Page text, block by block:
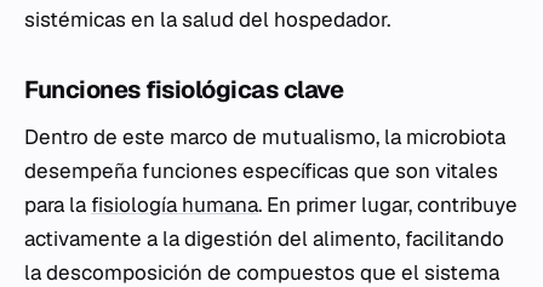
sistémicas en la salud del hospedador.
Funciones fisiológicas clave
Dentro de este marco de mutualismo, la microbiota
desempeña funciones específicas que son vitales
para la fisiología humana. En primer lugar, contribuye
activamente a la digestión del alimento, facilitando
la descomposición de compuestos que el sistema